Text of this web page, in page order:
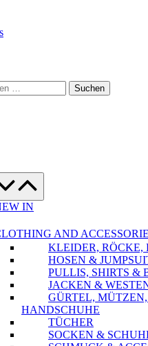
Suchen
IN
AND
KLEIDER, RÖCKE,
HOSEN &
PULLIS, SHIRTS &
JACKEN &
GÜRTEL,
HANDSCHUHE
TÜCHER
SOCKEN &